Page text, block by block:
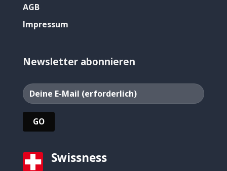
AGB
Impressum
Newsletter abonnieren
Swissness